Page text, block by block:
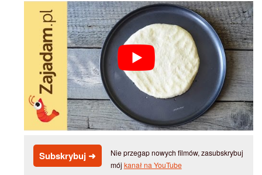
Subskrybuj ➜
Nie przegap nowych filmów, zasubskrybuj
mój kanał na YouTube